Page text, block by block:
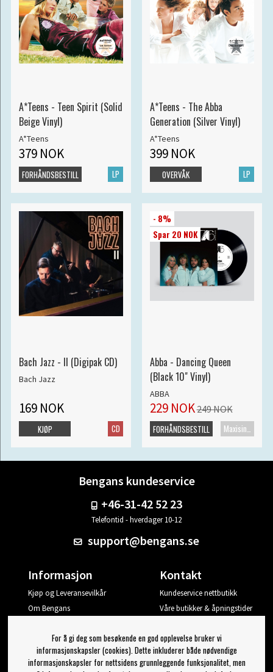
A*Teens - Teen Spirit (Solid
Beige Vinyl)
A*Teens
379 NOK
LP
FORHÅNDSBESTILL
A*Teens - The Abba
Generation (Silver Vinyl)
A*Teens
399 NOK
LP
OVERVÅK
Bach Jazz - II (Digipak CD)
Bach Jazz
169 NOK
CD
KJØP
- 8%
Spar 20 NOK
Abba - Dancing Queen
(Black 10" Vinyl)
ABBA
229 NOK249 NOK
Maxisingel
FORHÅNDSBESTILL
Bengans kundeservice
+46-31-42 52 23
Telefontid - hverdager 10-12
support@bengans.se
Informasjon
Kjøp og Leveransevilkår
Om Bengans
Kontakt
Kundeservice nettbutikk
Våre butikker & åpningstider
Logg ut
For å gi deg som besøkende en god opplevelse bruker vi
informasjonskapsler (cookies). Dette inkluderer både nødvendige
informasjonskapsler for nettsidens grunnleggende funksjonalitet, men